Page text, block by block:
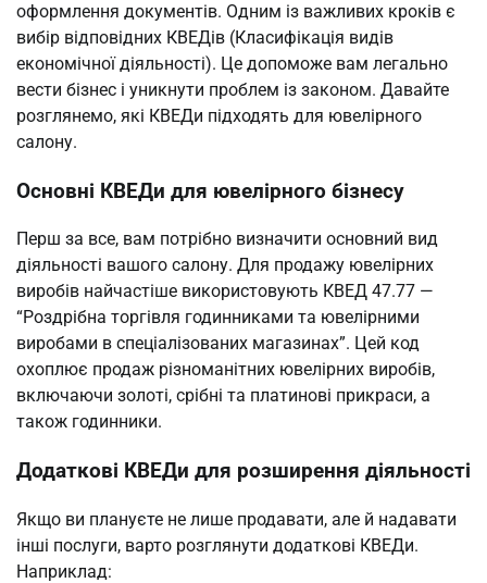
оформлення документів. Одним із важливих кроків є
вибір відповідних КВЕДів (Класифікація видів
економічної діяльності). Це допоможе вам легально
вести бізнес і уникнути проблем із законом. Давайте
розглянемо, які КВЕДи підходять для ювелірного
салону.
Основні КВЕДи для ювелірного бізнесу
Перш за все, вам потрібно визначити основний вид
діяльності вашого салону. Для продажу ювелірних
виробів найчастіше використовують КВЕД 47.77 —
“Роздрібна торгівля годинниками та ювелірними
виробами в спеціалізованих магазинах”. Цей код
охоплює продаж різноманітних ювелірних виробів,
включаючи золоті, срібні та платинові прикраси, а
також годинники.
Додаткові КВЕДи для розширення діяльності
Якщо ви плануєте не лише продавати, але й надавати
інші послуги, варто розглянути додаткові КВЕДи.
Наприклад: